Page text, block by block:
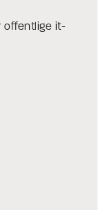
offentlige it-